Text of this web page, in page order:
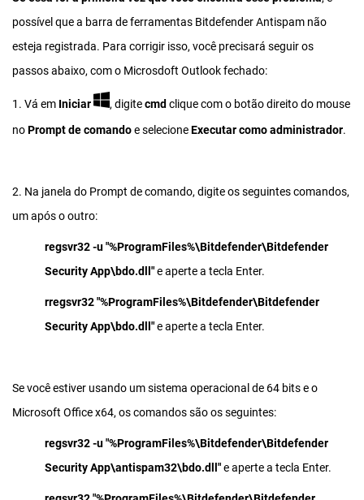
possível que a barra de ferramentas Bitdefender Antispam não
esteja registrada. Para corrigir isso, você precisará seguir os
passos abaixo, com o Microsdoft Outlook fechado:
1. Vá em Iniciar , digitecmd clique com o botão direito do mouse
noPrompt de comandoe selecioneExecutar como administrador.
2. Na janela do Prompt de comando, digite os seguintes comandos,
um após o outro:
regsvr32 -u "%ProgramFiles%\Bitdefender\Bitdefender
Security App\bdo.dll"e aperte a tecla Enter.
rregsvr32 "%ProgramFiles%\Bitdefender\Bitdefender
Security App\bdo.dll"e aperte a tecla Enter.
Se você estiver usando um sistema operacional de 64 bits e o
Microsoft Office x64, os comandos são os seguintes:
regsvr32 -u "%ProgramFiles%\Bitdefender\Bitdefender
Security App\antispam32\bdo.dll"e aperte a tecla Enter.